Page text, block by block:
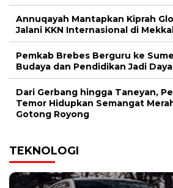
Annuqayah Mantapkan Kiprah
Jalani KKN Internasional di
Pemkab Brebes Berguru ke
Budaya dan Pendidikan Jadi
Dari Gerbang hingga Taneyan,
Temor Hidupkan Semangat
Gotong Royong
TEKNOLOGI